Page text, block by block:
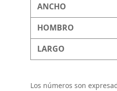
ANCHO
HOMBRO
LARGO
Los números son